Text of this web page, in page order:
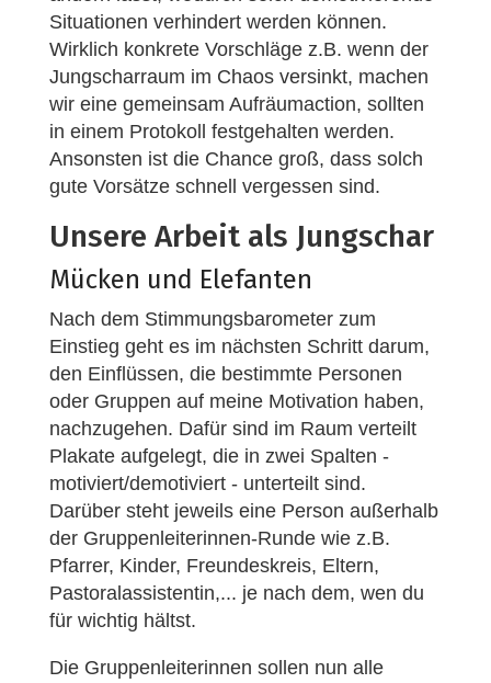
Situationen verhindert werden können.
Wirklich konkrete Vorschläge z.B. wenn der
Jungscharraum im Chaos versinkt, machen
wir eine gemeinsam Aufräumaction, sollten
in einem Protokoll festgehalten werden.
Ansonsten ist die Chance groß, dass solch
gute Vorsätze schnell vergessen sind.
Unsere Arbeit als Jungschar
Mücken und Elefanten
Nach dem Stimmungsbarometer zum
Einstieg geht es im nächsten Schritt darum,
den Einflüssen, die bestimmte Personen
oder Gruppen auf meine Motivation haben,
nachzugehen. Dafür sind im Raum verteilt
Plakate aufgelegt, die in zwei Spalten -
motiviert/demotiviert - unterteilt sind.
Darüber steht jeweils eine Person außerhalb
der Gruppenleiterinnen-Runde wie z.B.
Pfarrer, Kinder, Freundeskreis, Eltern,
Pastoralassistentin,... je nach dem, wen du
für wichtig hältst.
Die Gruppenleiterinnen sollen nun alle